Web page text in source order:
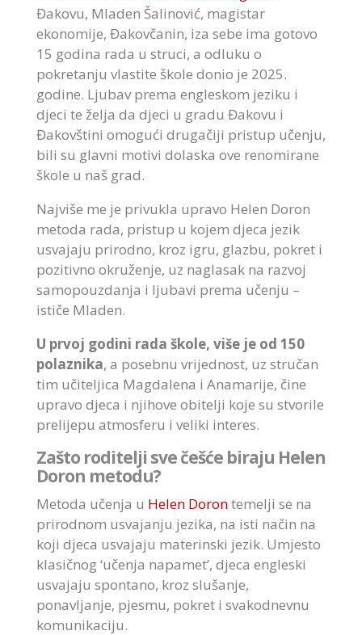
Đakovu, Mladen Šalinović, magistar
ekonomije, Đakovčanin, iza sebe ima gotovo
15 godina rada u struci, a odluku o
pokretanju vlastite škole donio je 2025.
godine. Ljubav prema engleskom jeziku i
djeci te želja da djeci u gradu Đakovu i
Đakovštini omogući drugačiji pristup učenju,
bili su glavni motivi dolaska ove renomirane
škole u naš grad.
Najviše me je privukla upravo Helen Doron
metoda rada, pristup u kojem djeca jezik
usvajaju prirodno, kroz igru, glazbu, pokret i
pozitivno okruženje, uz naglasak na razvoj
samopouzdanja i ljubavi prema učenju –
ističe Mladen.
U prvoj godini rada škole, više je od 150
polaznika, a posebnu vrijednost, uz stručan
tim učiteljica Magdalena i Anamarije, čine
upravo djeca i njihove obitelji koje su stvorile
prelijepu atmosferu i veliki interes.
Zašto roditelji sve češće biraju Helen
Doron metodu?
Metoda učenja u Helen Dorontemelji se na
prirodnom usvajanju jezika, na isti način na
koji djeca usvajaju materinski jezik. Umjesto
klasičnog ‘učenja napamet’, djeca engleski
usvajaju spontano, kroz slušanje,
ponavljanje, pjesmu, pokret i svakodnevnu
komunikaciju.